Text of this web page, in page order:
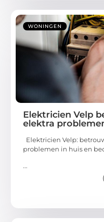
WONINGEN
Elektricien Velp
elektra
Elektricien Velp:
problemen in huis en
...